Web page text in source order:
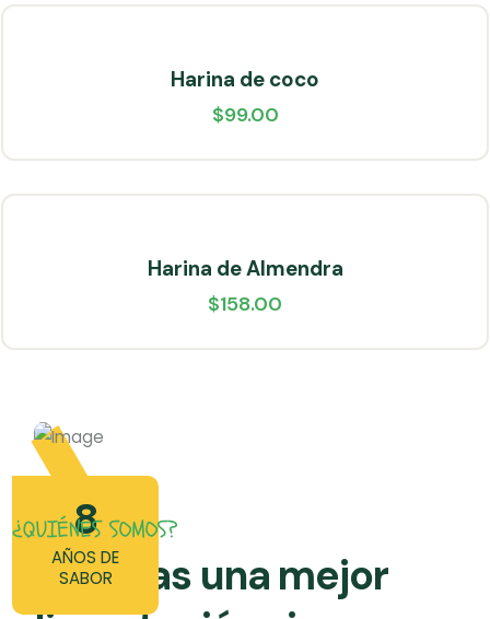
Harina de coco
$99.00
Harina de Almendra
$158.00
8
AÑOS DE
SABOR
¿QUIÉNES SOMOS?
Si buscas una mejor